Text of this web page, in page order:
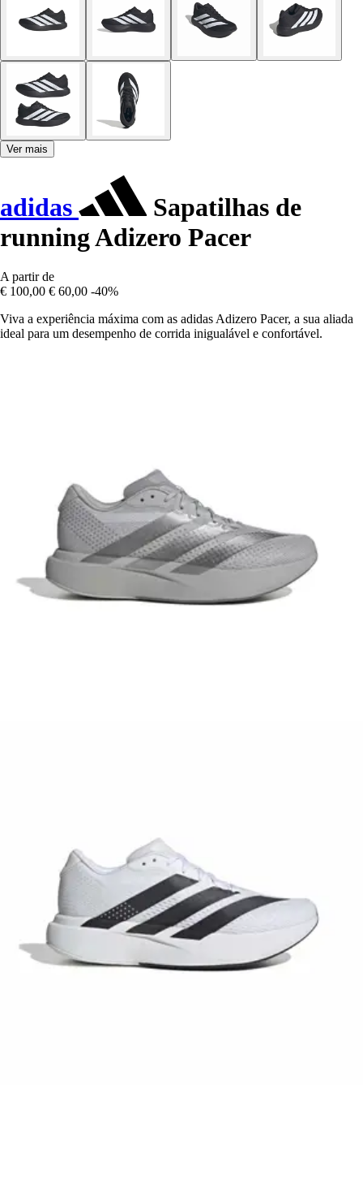
Ver mais
adidas
Sapatilhas de
running Adizero Pacer
A partir de
€ 100,00 € 60,00 -40%
Viva a experiência máxima com as adidas Adizero Pacer, a sua aliada
ideal para um desempenho de corrida inigualável e confortável.